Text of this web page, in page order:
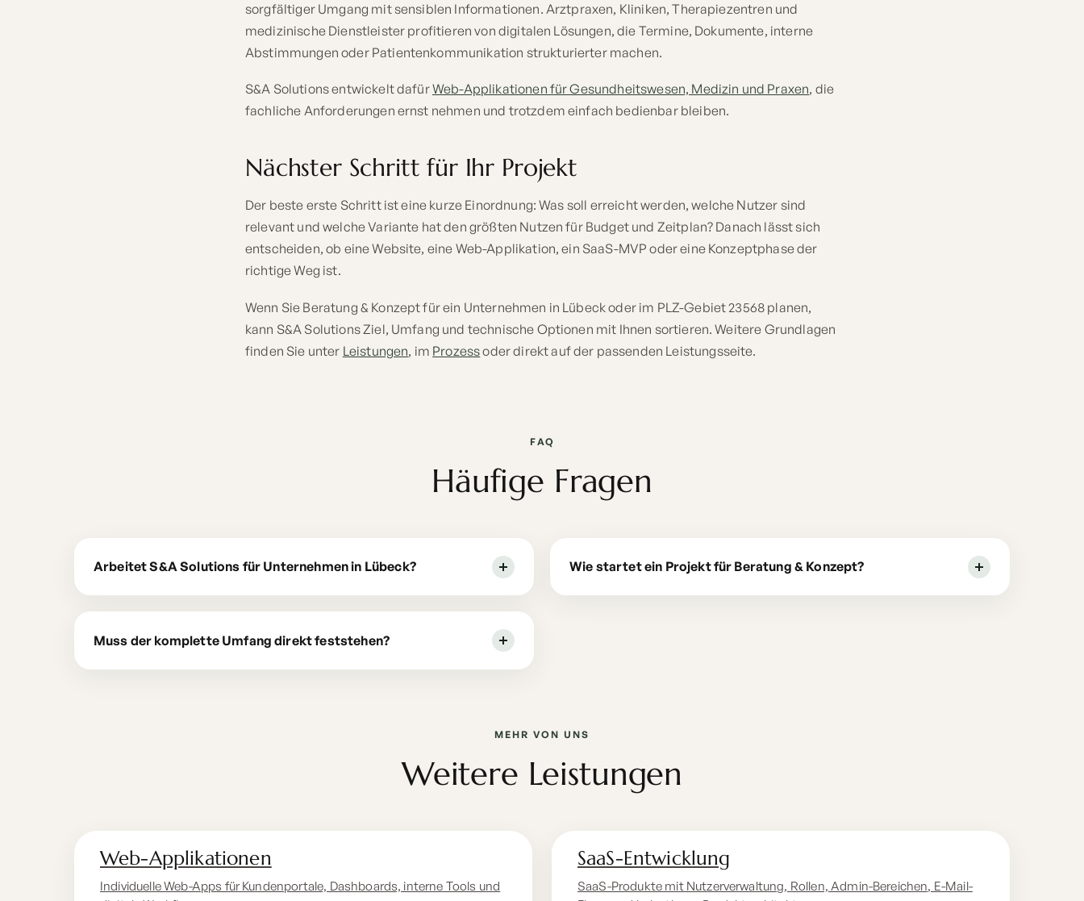
sorgfältiger Umgang mit sensiblen Informationen. Arztpraxen, Kliniken, Therapiezentren und
medizinische Dienstleister profitieren von digitalen Lösungen, die Termine, Dokumente, interne
Abstimmungen oder Patientenkommunikation strukturierter machen.
S&A Solutions entwickelt dafürWeb-Applikationen für Gesundheitswesen, Medizin und Praxen, die
fachliche Anforderungen ernst nehmen und trotzdem einfach bedienbar bleiben.
Nächster Schritt für Ihr Projekt
Der beste erste Schritt ist eine kurze Einordnung: Was soll erreicht werden, welche Nutzer sind
relevant und welche Variante hat den größten Nutzen für Budget und Zeitplan? Danach lässt sich
entscheiden, ob eine Website, eine Web-Applikation, ein SaaS-MVP oder eine Konzeptphase der
richtige Weg ist.
Wenn Sie Beratung & Konzept für ein Unternehmen in Lübeck oder im PLZ-Gebiet 23568 planen,
kann S&A Solutions Ziel, Umfang und technische Optionen mit Ihnen sortieren. Weitere Grundlagen
finden Sie unter Leistungen, im Prozessoder direkt auf der passenden Leistungsseite.
FAQ
Häufige Fragen
Arbeitet S&A Solutions für Unternehmen in Lübeck? Wie startet ein Projekt für Beratung & Konzept?
Muss der komplette Umfang direkt feststehen?
MEHR VON UNS
Weitere Leistungen
Web-Applikationen
Individuelle Web-Apps für Kundenportale, Dashboards, interne Tools und
SaaS-Entwicklung
SaaS-Produkte mit Nutzerverwaltung, Rollen, Admin-Bereichen, E-Mail-